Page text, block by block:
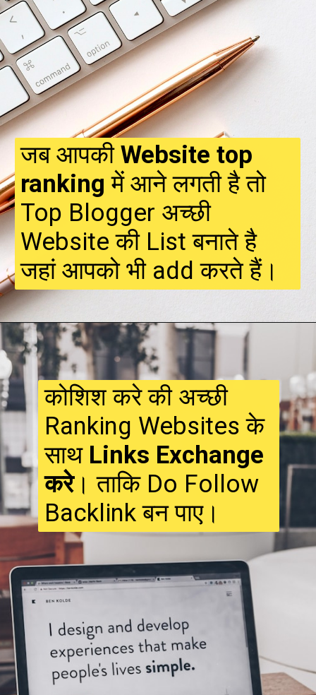
जब आपकीWebsite top
ranking में आने लगती है तो
Top Blogger अच्छी
Website की List बनाते है
जहां आपको भी add करते हैं।
कोशिश करे की अच्छी
Ranking Websites के
साथ Links Exchange
करे। ताकि Do Follow
Backlink बन पाए।